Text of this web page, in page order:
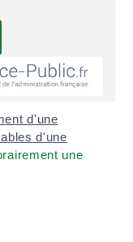
d'une
d'une
une